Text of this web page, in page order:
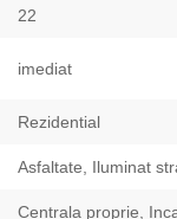
22
imediat
Rezidential
Asfaltate, Iluminat
Centrala proprie,